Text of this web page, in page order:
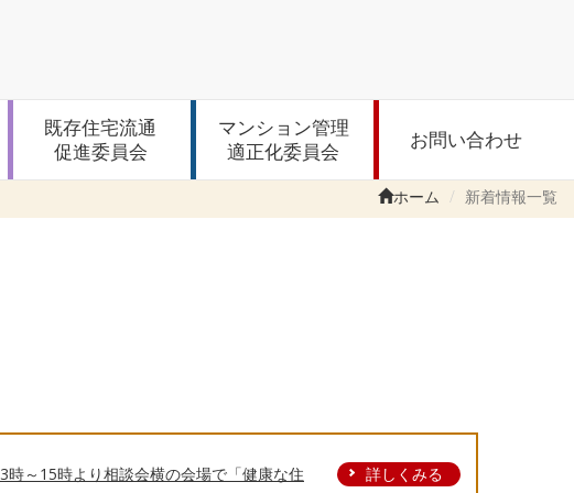
既存住宅流通
促進委員会
マンション管理
適正化委員会
お問い合わせ
ホーム 新着情報一覧
～15時より相談会横の会場で「健康な住
詳しくみる